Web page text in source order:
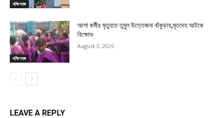
দক্ষিণবঙ্গ
দক্ষিণবঙ্গ
আশা কর্মীর মৃত্যুতে তুমুল উত্তেজনা বাঁকুড়ায়,মৃতদেহ আটকে
বিক্ষোভ
August 3, 2026
LEAVE A REPLY